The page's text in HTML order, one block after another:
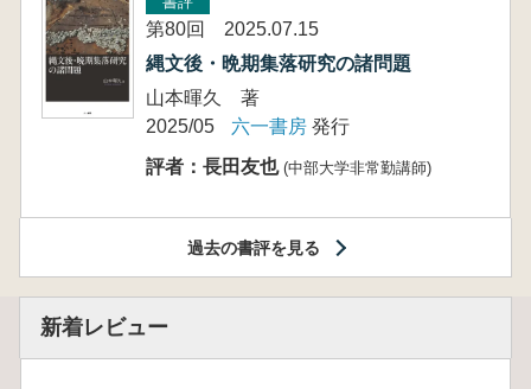
第80回 2025.07.15
縄文後・晩期集落研究の諸問題
山本暉久 著
2025/05
六一書房 発行
評者：長田友也 (中部大学非常勤講師)
過去の書評を見る
新着レビュー